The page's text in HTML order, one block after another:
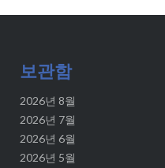
보관함
2026년 8월
2026년 7월
2026년 6월
2026년 5월